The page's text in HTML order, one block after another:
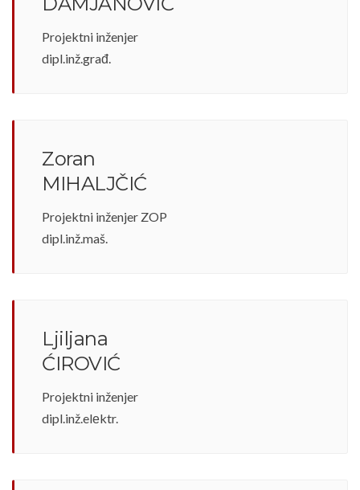
Projektni inženjer
dipl.inž.građ.
Zoran
MIHALJČIĆ
Projektni inženjer ZOP
dipl.inž.maš.
Ljiljana
ĆIROVIĆ
Projektni inženjer
dipl.inž.elеktr.